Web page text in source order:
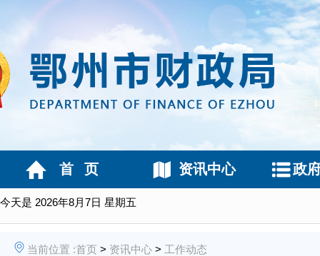
今天是 2026年8月7日 星期五
首 页 资讯中心 政
当前位置 :首页 > 资讯中心 > 工作动态